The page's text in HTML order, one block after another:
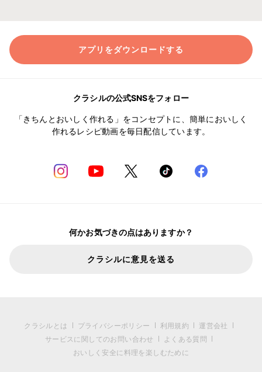
アプリをダウンロードする
クラシルの公式SNSをフォロー
「きちんとおいしく作れる」をコンセプトに、簡単においしく
作れるレシピ動画を毎日配信しています。
何かお気づきの点はありますか？
クラシルに意見を送る
クラシルとは プライバシーポリシー 利用規約
運営会社
サービスに関してのお問い合わせ
よくある質問
おいしく安全に料理を楽しむために